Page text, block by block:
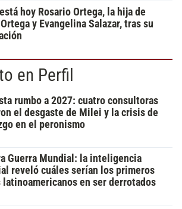
hoy Rosario Ortega, la hija de
y Evangelina Salazar, tras su
en Perfil
rumbo a 2027: cuatro consultoras
el desgaste de Milei y la crisis de
en el peronismo
Guerra Mundial: la inteligencia
reveló cuáles serían los primeros
latinoamericanos en ser derrotados